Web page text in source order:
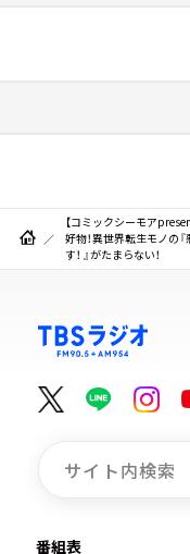
【コミックシーモア
好物！異世界転生モノの
す！ 』がたまらない！
番組表